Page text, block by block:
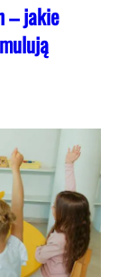
– jakie